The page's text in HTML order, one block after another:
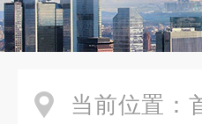
当前位置：